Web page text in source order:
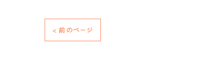
< 前のページ